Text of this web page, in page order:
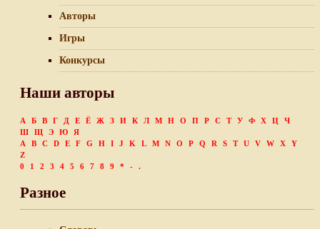
Авторы
Игры
Конкурсы
Наши авторы
А Б В Г Д Е Ё Ж З И К Л М Н О П Р С Т У Ф Х Ц
Ч
Ш
Щ Э Ю
Я
A
B C D E F G H I J K L M N O P Q R S T U V W X
Y
Z
0
1 2 3 4 5 6 7 8 9 * - .
Разное